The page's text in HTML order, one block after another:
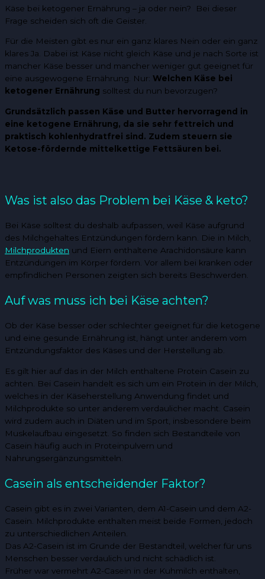
Käse bei ketogener Ernährung – ja oder nein? Bei dieser
Frage scheiden sich oft die Geister.
Für die Meisten gibt es nur ein ganz klares Nein oder ein ganz
klares Ja. Dabei ist Käse nicht gleich Käse und je nach Sorte ist
mancher Käse besser und mancher weniger gut geeignet für
eine ausgewogene Ernährung. Nur: Welchen Käse bei
ketogener Ernährung solltest du nun bevorzugen?
Grundsätzlich passen Käse und Butter hervorragend in
eine ketogene Ernährung, da sie sehr fettreich und
praktisch kohlenhydratfrei sind. Zudem steuern sie
Ketose-fördernde mittelkettige Fettsäuren bei.
Was ist also das Problem bei Käse & keto?
Bei Käse solltest du deshalb aufpassen, weil Käse aufgrund
des Milchgehaltes Entzündungen fördern kann. Die in Milch,
Milchprodukten und Eiern enthaltene Arachidonsäure kann
Entzündungen im Körper fördern. Vor allem bei kranken oder
empfindlichen Personen zeigten sich bereits Beschwerden.
Auf was muss ich bei Käse achten?
Ob der Käse besser oder schlechter geeignet für die ketogene
und eine gesunde Ernährung ist, hängt unter anderem vom
Entzündungsfaktor des Käses und der Herstellung ab.
Es gilt hier auf das in der Milch enthaltene Protein Casein zu
achten. Bei Casein handelt es sich um ein Protein in der Milch,
welches in der Käseherstellung Anwendung findet und
Milchprodukte so unter anderem verdaulicher macht. Casein
wird zudem auch in Diäten und im Sport, insbesondere beim
Muskelaufbau eingesetzt. So finden sich Bestandteile von
Casein häufig auch in Proteinpulvern und
Nahrungsergänzungsmitteln.
Casein als entscheidender Faktor?
Casein gibt es in zwei Varianten, dem A1-Casein und dem A2-
Casein. Milchprodukte enthalten meist beide Formen, jedoch
zu unterschiedlichen Anteilen.
Das A2-Casein ist im Grunde der Bestandteil, welcher für uns
Menschen besser verdaulich und nicht schädlich ist.
Früher war vermehrt A2-Casein in der Kuhmilch enthalten,